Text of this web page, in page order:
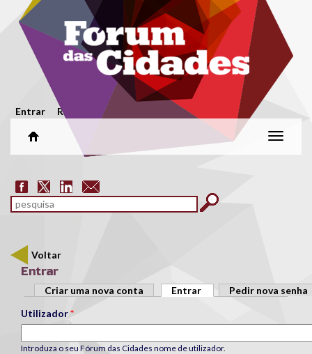
Passar para o conteúdo principal
Menu secundário
Entrar Registar
Alterar
Formulário de pesquisa
pesquisar
Voltar
Entrar
Separadores primários
Criar uma nova conta Entrar (separador ativo)
Pedir nova senha
Utilizador*
Introduza o seu Fórum das Cidades nome de utilizador.